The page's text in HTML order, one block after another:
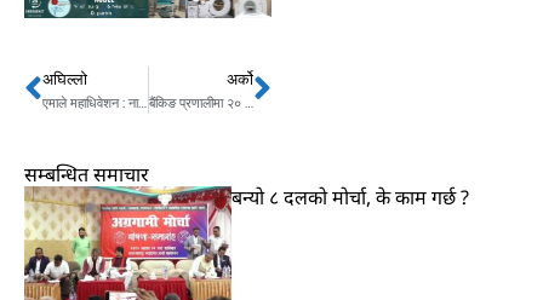
Prev
अघिल्लो
एमाले महाधिवेशन : नारायणगढ–बुटवल राजमार्गमा ठूला सवारीसाधनमा रोक
अर्कोNext
सम्बन्धित समाचार
बन्यो ८ दलको मोर्चा, के काम गर्छ ?